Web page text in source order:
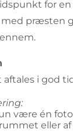
for en
præsten
aftales i god
være én
eller